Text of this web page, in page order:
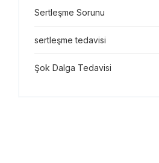
Sertleşme Sorunu
sertleşme tedavisi
Şok Dalga Tedavisi